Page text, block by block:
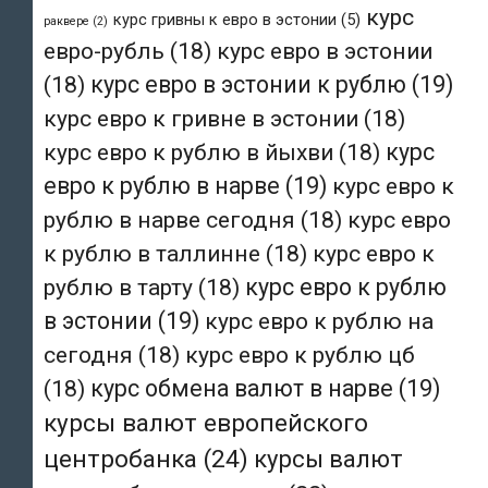
раквере (2) курс гривны к евро в эстонии (5) курс
евро-рубль (18) курс евро в эстонии
(18) курс евро в эстонии к рублю (19)
курс евро к гривне в эстонии (18)
курс евро к рублю в йыхви (18) курс
евро к рублю в нарве (19) курс евро к
рублю в нарве сегодня (18) курс евро
к рублю в таллинне (18) курс евро к
рублю в тарту (18) курс евро к рублю
в эстонии (19) курс евро к рублю на
сегодня (18) курс евро к рублю цб
(18) курс обмена валют в нарве (19)
курсы валют европейского
центробанка (24) курсы валют